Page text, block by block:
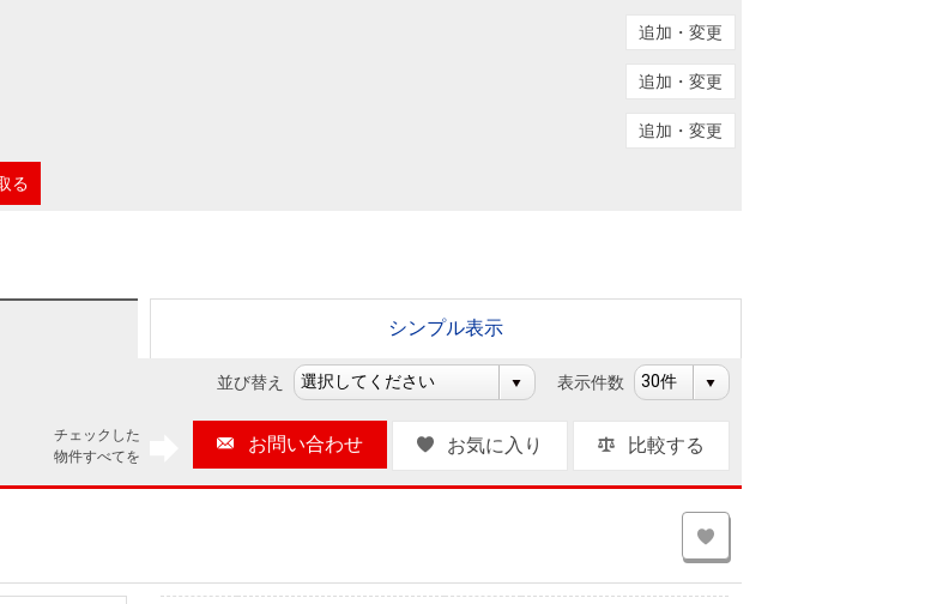
住まい1プラス（お役立ちコラム）
住まい1プラス（お役立ちコラム）
追加・変更
追加・変更
追加・変更
る
シンプル表示
並び替え 表示件数
チェックした
物件すべてを
お問い合わせ お気に入り 比較する